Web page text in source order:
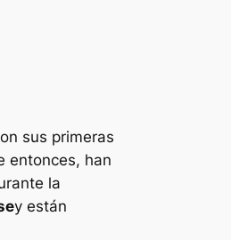
sus primeras
entonces, han
la
y están